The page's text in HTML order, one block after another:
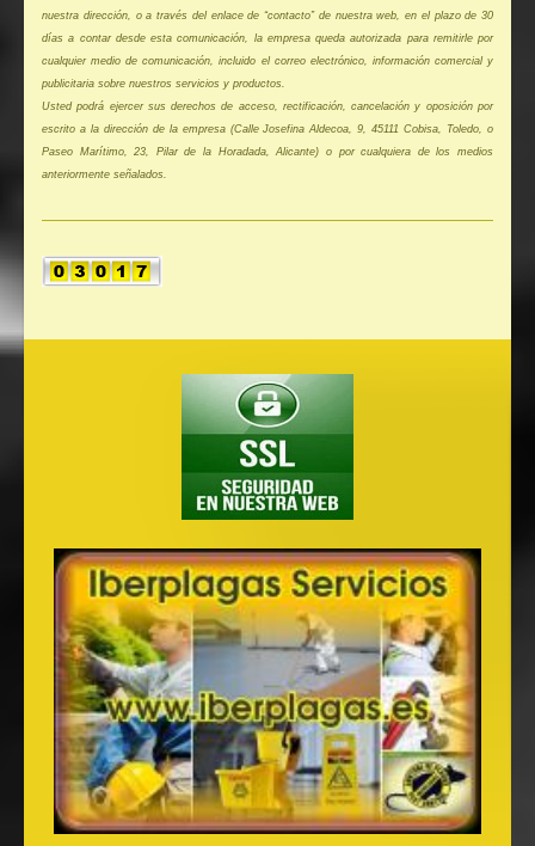
nuestra dirección, o a través del enlace de “contacto” de nuestra web, en el plazo de 30
días a contar desde esta comunicación, la empresa queda autorizada para remitirle por
cualquier medio de comunicación, incluido el correo electrónico, información comercial y
publicitaria sobre nuestros servicios y productos.
Usted podrá ejercer sus derechos de acceso, rectificación, cancelación y oposición por
escrito a la dirección de la empresa (Calle Josefina Aldecoa, 9, 45111 Cobisa, Toledo, o
Paseo Marítimo, 23, Pilar de la Horadada, Alicante) o por cualquiera de los medios
anteriormente señalados.